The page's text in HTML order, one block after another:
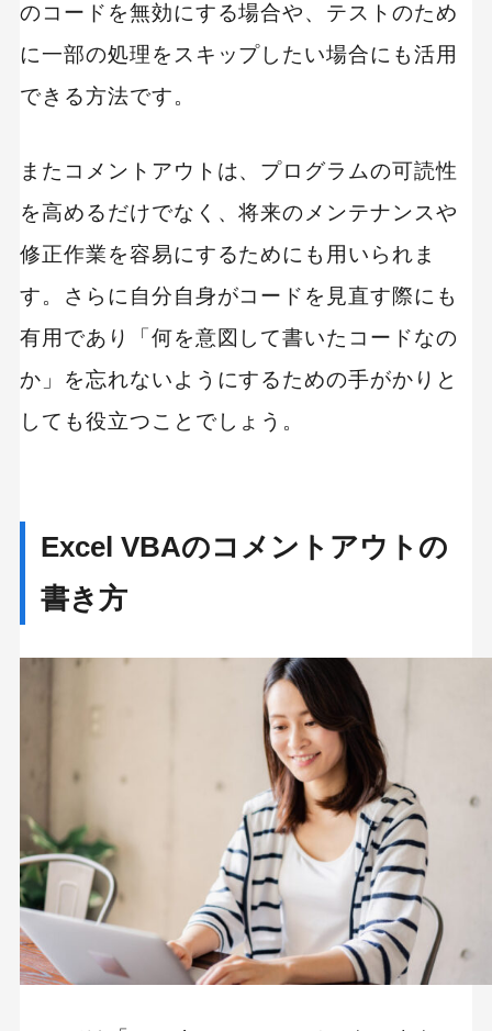
のコードを無効にする場合や、テストのため
に一部の処理をスキップしたい場合にも活用
できる方法です。
またコメントアウトは、プログラムの可読性
を高めるだけでなく、将来のメンテナンスや
修正作業を容易にするためにも用いられま
す。さらに自分自身がコードを見直す際にも
有用であり「何を意図して書いたコードなの
か」を忘れないようにするための手がかりと
しても役立つことでしょう。
Excel VBAのコメントアウトの
書き方